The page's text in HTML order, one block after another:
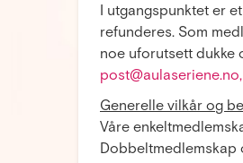
I utgangspunktet er
refunderes. Som
noe uforutsett dukke
post@aulaseriene.no,
Generelle vilkår og
Våre
Dobbeltmedlemskap